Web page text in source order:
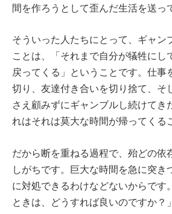
間を作ろうとして歪んだ生活を送っ
そういった人たちにとって、ギャン
ことは、「それまで自分が犠牲にし
戻ってくる」ということです。仕事
切り、友達付き合いを切り捨て、そ
さえ顧みずにギャンブルし続けてき
れはそれは莫大な時間が帰ってくる
だから断を重ねる過程で、殆どの依
しがちです。巨大な時間を急に突き
に対処できるわけなどないからです
ときは、どうすれば良いのですか？